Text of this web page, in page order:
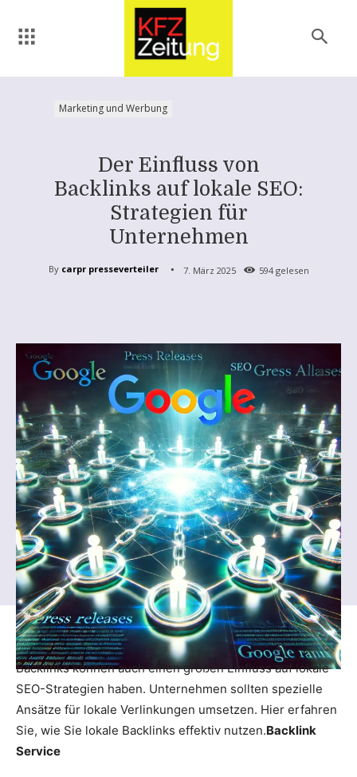
Marketing und Werbung
Der Einfluss von
Backlinks auf lokale SEO:
Strategien für
Unternehmen
By carpr presseverteiler 7. März 2025 594gelesen
Backlinks können auch einen großen Einfluss auf lokale
SEO-Strategien haben. Unternehmen sollten spezielle
Ansätze für lokale Verlinkungen umsetzen. Hier erfahren
Sie, wie Sie lokale Backlinks effektiv nutzen.Backlink
Service